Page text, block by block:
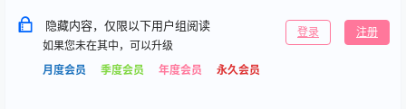
隐藏内容，仅限以下用户组阅读
如果您未在其中，可以升级
月度会员
季度会员 年度会员 永久会员
登录 注册